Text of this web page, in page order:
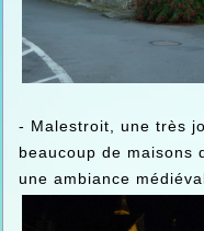
- Malestroit, une très
beaucoup de maisons
une ambiance